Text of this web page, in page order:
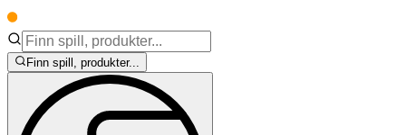
Finn spill, produkter...